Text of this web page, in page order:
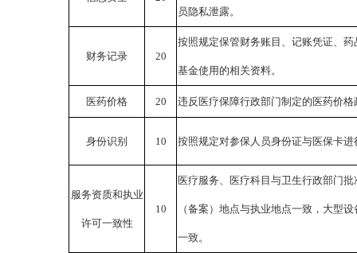
员隐私泄露。
财务记录 20
按照规定保管财务账目、记账凭证、
基金使用的相关资料。
医药价格 20 违反医疗保障行政部门制定的医药价
身份识别 10 按照规定对参保人员身份证与医保卡进
服务资质和执业
许可一致性
10
医疗服务、医疗科目与卫生行政部门
（备案）地点与执业地点一致，大型
一致。